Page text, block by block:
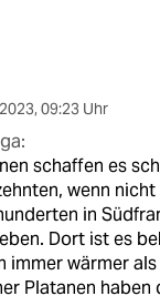
, 09:23 Uhr
schaffen es
wenn
in
Dort ist es
immer wärmer
Platanen haben